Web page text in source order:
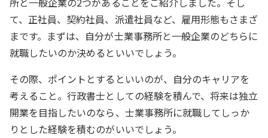
て、正社員、契約社員、派遣社員など、雇用形態もさまざ
まです。まずは、自分が士業事務所と一般企業のどちらに
就職したいのか決めるといいでしょう。
その際、ポイントとするといいのが、自分のキャリアを
考えること。行政書士としての経験を積んで、将来は独立
開業を目指したいのなら、士業事務所に就職してしっか
りとした経験を積むのがいいでしょう。